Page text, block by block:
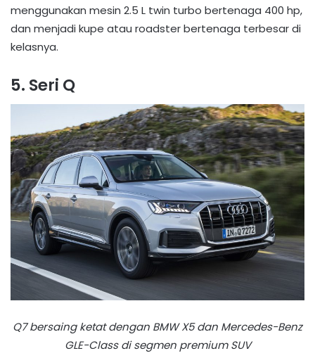
menggunakan mesin 2.5 L twin turbo bertenaga 400 hp,
dan menjadi kupe atau roadster bertenaga terbesar di
kelasnya.
5. Seri Q
Q7 bersaing ketat dengan BMW X5 dan Mercedes-Benz
GLE-Class di segmen premium SUV